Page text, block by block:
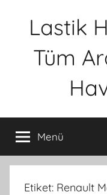
Lastik
Tüm
Menü
Etiket: Renault